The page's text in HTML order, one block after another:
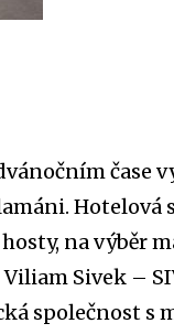
čase
Hotelová
na výběr
Sivek –
společnost s